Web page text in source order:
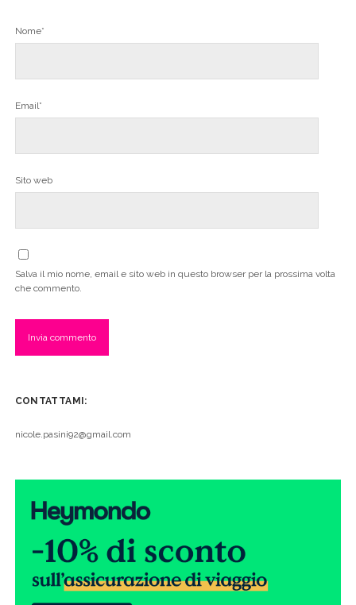
Nome*
Email*
Sito web
Salva il mio nome, email e sito web in questo browser per la prossima volta
che commento.
CONTATTAMI:
nicole.pasini92@gmail.com